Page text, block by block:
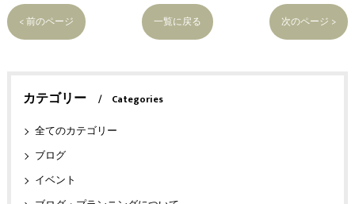
< 前のページ 一覧に戻る 次のページ >
カテゴリー
Categories
全てのカテゴリー
ブログ
イベント